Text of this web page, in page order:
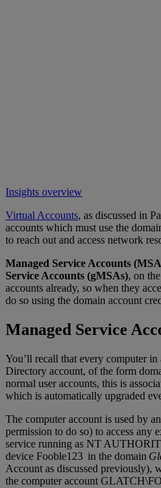
Insights overview
Virtual Accounts, as discussed in
accounts which must use the
to reach out and access network
Managed Service Accounts
Service Accounts (gMSAs), on
accounts already, so when they
do so using the domain account
Managed Service
You’ll recall that every computer
Directory account, of the form
normal user accounts, this is
which is automatically upgraded
The computer account is used by
permission to do so) to access any
service running as NT
device Fooble123 in the domain
Account as discussed previously),
the computer account